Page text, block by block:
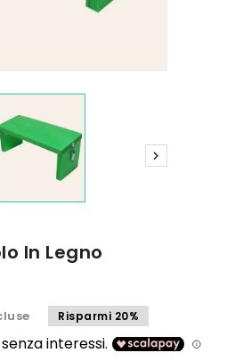

In Legno
Risparmi 20%